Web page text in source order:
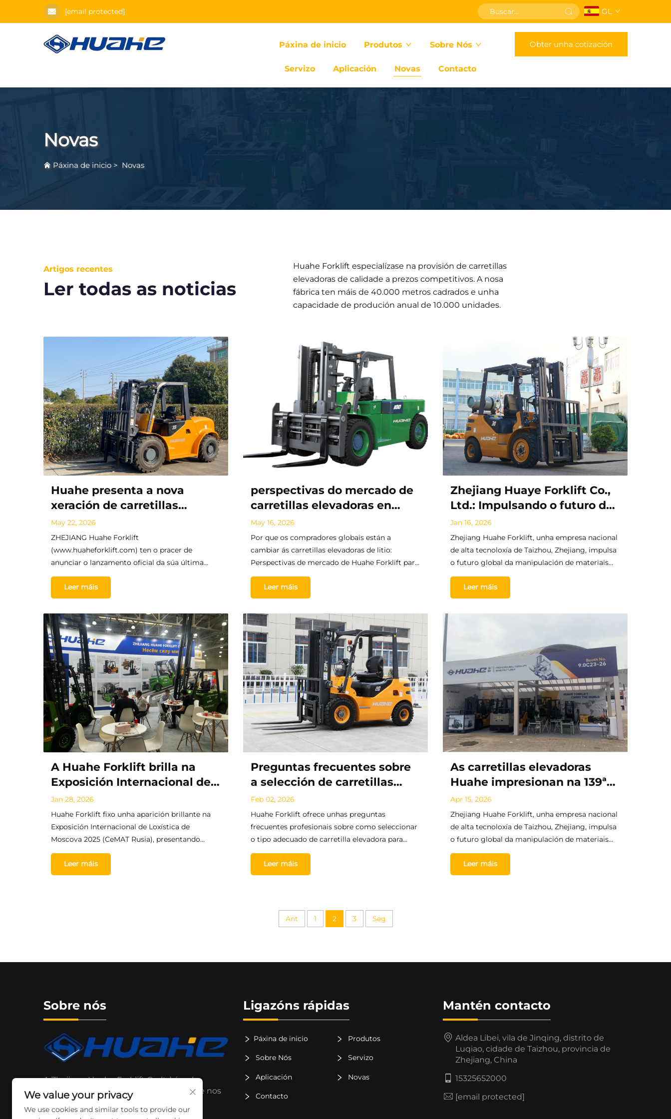
[email protected] GL
Páxina de inicio Produtos Sobre Nós
Servizo Aplicación Novas Contacto
Obter unha cotización
Novas
Páxina de inicio> Novas
Artigos recentes
Ler todas as noticias
Huahe Forklift especialízase na provisión de carretillas
elevadoras de calidade a prezos competitivos. A nosa
fábrica ten máis de 40.000 metros cadrados e unha
capacidade de produción anual de 10.000 unidades.
Huahe presenta a nova
xeración de carretillas
elevadoras todo terreo 4WD
de 3,0-3,5 toneladas para
mercados globais
May 22, 2026
ZHEJIANG Huahe Forklift
(www.huaheforklift.com) ten o pracer de
anunciar o lanzamento oficial da súa última
innovación: a serie de carretillas elevadoras todo
terreo de 3,0-3,5 toneladas (HH30R e HH35R).
Esta nova carretilla elevadora todo terreo está
deseñada para r...
Leer máis
perspectivas do mercado de
carretillas elevadoras en
2026: Por que as carretillas
elevadoras de litio están
gañando en América do Sur e
Europa
May 16, 2026
Por que os compradores globais están a
cambiar ás carretillas elevadoras de litio:
Perspectivas de mercado de Huahe Forklift para
2026. En 2026, a industria global de carretillas
elevadoras está a experimentar unha transición
enerxética irreversible. En Huahe Forklift,
seguimos as dinámicas do mercado global para
que vostede non teña que facelo...
Leer máis
Zhejiang Huaye Forklift Co.,
Ltd.: Impulsando o futuro da
manipulación de materiais a
nivel global coa innovación e
a fiabilidade
Jan 16, 2026
Zhejiang Huahe Forklift, unha empresa nacional
de alta tecnoloxía de Taizhou, Zhejiang, impulsa
o futuro global da manipulación de materiais
con solucións innovadoras e fiables de vehículos
industriais e carretillas elevadoras para
mercados de todo o mundo.
Leer máis
A Huahe Forklift brilla na
Exposición Internacional de
Loxística de Moscova 2025
Jan 28, 2026
Huahe Forklift fixo unha aparición brillante na
Exposición Internacional de Loxística de
Moscova 2025 (CeMAT Rusia), presentando
solucións premium globais de carretillas
elevadoras para a manipulación de materiais na
loxística industrial.
Leer máis
Preguntas frecuentes sobre
a selección de carretillas
elevadoras
Feb 02, 2026
Huahe Forklift ofrece unhas preguntas
frecuentes profesionais sobre como seleccionar
o tipo adecuado de carretilla elevadora para
distintos escenarios operativos, orientando as
necesidades de manipulación de materiais
industriais e de loxística, tanto en interiores
Leer máis
As carretillas elevadoras
Huahe impresionan na 139ª
Feira de Cantón: con máis de
20 carretillas elevadoras de
nova enerxía e un novo
produto de batería de litio de
1,5 toneladas, expanden o
seu mercado a nivel global
Apr 15, 2026
Zhejiang Huahe Forklift, unha empresa nacional
de alta tecnoloxía de Taizhou, Zhejiang, impulsa
o futuro global da manipulación de materiais
con solucións innovadoras e fiables de vehículos
industriais e carretillas elevadoras para
mercados de todo o mundo.
Leer máis
Ant 1 2 3 Seg
Sobre nós
A Zhejiang Huahe Forklift Co..ltd é unha
marca recoñecida que está a expandirse nos
mercados local e internacional.
Ligazóns rápidas
Páxina de inicio Produtos
Sobre Nós Servizo
Aplicación Novas
Contacto
Mantén contacto
Aldea Libei, vila de Jinqing, distrito de
Luqiao, cidade de Taizhou, provincia de
Zhejiang, China
15325652000
[email protected]
We value your privacy
We use cookies and similar tools to provide our